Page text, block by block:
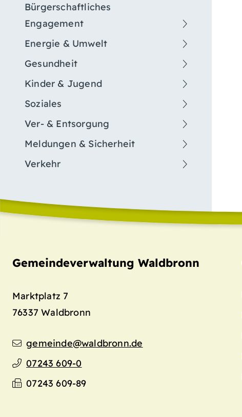
Bürgerschaftliches
Engagement
Energie & Umwelt
Gesundheit
Kinder & Jugend
Soziales
Ver- & Entsorgung
Meldungen & Sicherheit
Verkehr
Gemeindeverwaltung Waldbronn
Marktplatz 7
76337 Waldbronn
gemeinde@waldbronn.de
07243 609-0
07243 609-89